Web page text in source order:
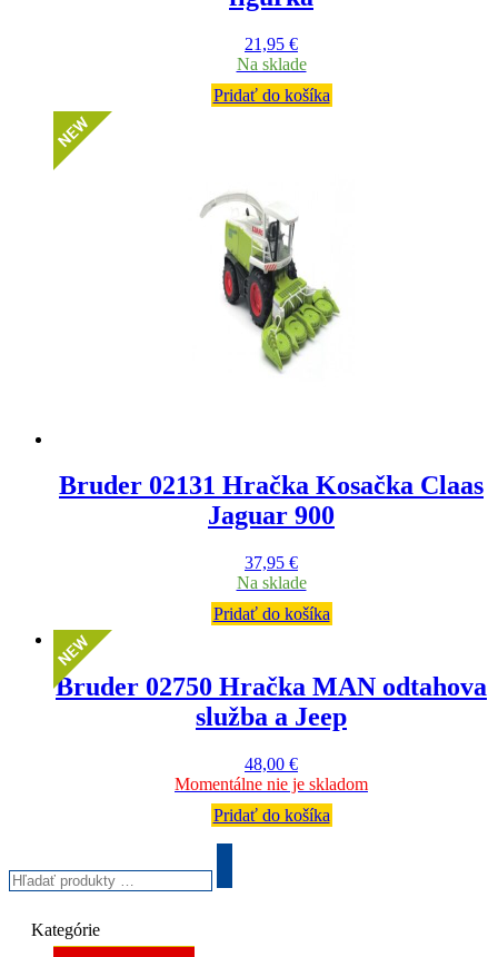
21,95 €
Na sklade
Pridať do košíka
Bruder 02131 Hračka Kosačka Claas
Jaguar 900
37,95 €
Na sklade
Pridať do košíka
Bruder 02750 Hračka MAN odtahova
služba a Jeep
48,00 €
Momentálne nie je skladom
Pridať do košíka
produkty
…
Kategórie